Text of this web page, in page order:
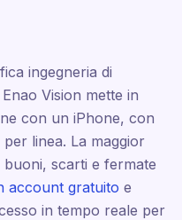
ingegneria di
Vision mette in
con un iPhone, con
linea. La maggior
scarti e fermate
account gratuito e
in tempo reale per